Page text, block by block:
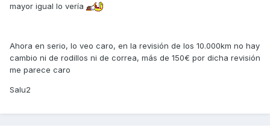
mayor igual lo vería
Ahora en serio, lo veo caro, en la revisión de los 10.000km no hay
cambio ni de rodillos ni de correa, más de 150€ por dicha revisión
me parece caro
Salu2